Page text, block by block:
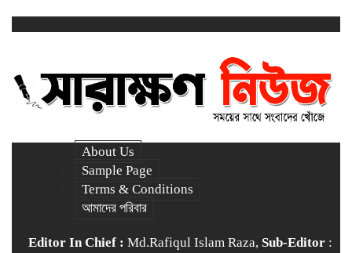
About Us
Sample Page
Terms & Conditions
আমাদের পরিবার
Editor In Chief : Md.Rafiqul Islam Raza, Sub-Editor: